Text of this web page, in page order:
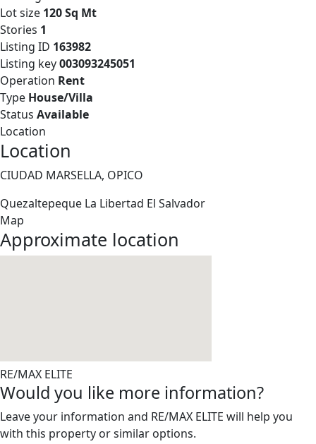
Lot size 120 Sq Mt
Stories 1
Listing ID 163982
Listing key003093245051
Operation Rent
Type House/Villa
Status Available
Location
Location
CIUDAD MARSELLA, OPICO
Quezaltepeque La Libertad El Salvador
Map
Approximate location
RE/MAX ELITE
Would you like more information?
Leave your information and RE/MAX ELITE will help you
with this property or similar options.